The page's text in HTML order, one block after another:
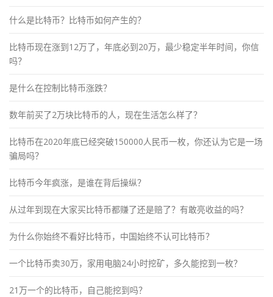
什么是比特币？比特币如何产生的？
比特币现在涨到12万了，年底必到20万，最少稳定半年时间，你信
吗？
是什么在控制比特币涨跌？
数年前买了2万块比特币的人，现在生活怎么样了？
比特币在2020年底已经突破150000人民币一枚，你还认为它是一场
骗局吗？
比特币今年疯涨，是谁在背后操纵？
从过年到现在大家买比特币都赚了还是赔了？有敢亮收益的吗？
为什么你始终不看好比特币，中国始终不认可比特币？
一个比特币卖30万，家用电脑24小时挖矿，多久能挖到一枚？
21万一个的比特币，自己能挖到吗？